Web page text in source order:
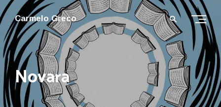
Carmelo Greco
Novara